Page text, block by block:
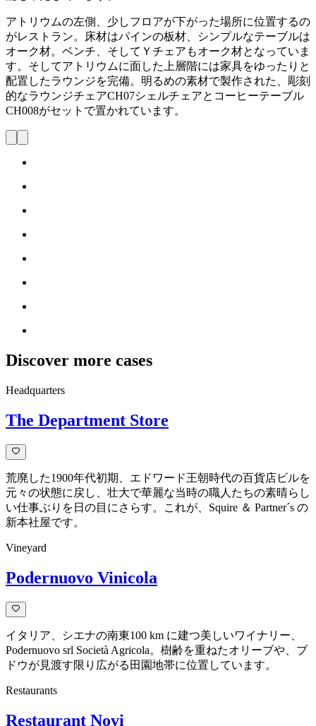
アトリウムの左側、少しフロアが下がった場所に位置するの
がレストラン。床材はパインの板材、シンプルなテーブルは
オーク材。ベンチ、そしてＹチェアもオーク材となっていま
す。そしてアトリウムに面した上層階には家具をゆったりと
配置したラウンジを完備。明るめの素材で製作された、彫刻
的なラウンジチェアCH07シェルチェアとコーヒーテーブル
CH008がセットで置かれています。
Discover more cases
Headquarters
The Department Store
荒廃した1900年代初期、エドワード王朝時代の百貨店ビルを
元々の状態に戻し、壮大で華麗な当時の職人たちの素晴らし
い仕事ぶりを日の目にさらす。これが、Squire ＆ Partner´s の
新本社屋です。
Vineyard
Podernuovo Vinicola
イタリア、シエナの南東100 km に建つ美しいワイナリー、
Podernuovo srl Società Agricola。樹齢を重ねたオリーブや、ブ
ドウが見渡す限り広がる田園地帯に位置しています。
Restaurants
Restaurant Novi